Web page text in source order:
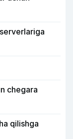
chegara
qilishga